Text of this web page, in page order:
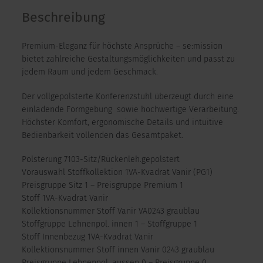
Beschreibung
Premium-Eleganz für höchste Ansprüche – se:mission
bietet zahlreiche Gestaltungsmöglichkeiten und passt zu
jedem Raum und jedem Geschmack.
Der vollgepolsterte Konferenzstuhl überzeugt durch eine
einladende Formgebung sowie hochwertige Verarbeitung.
Höchster Komfort, ergonomische Details und intuitive
Bedienbarkeit vollenden das Gesamtpaket.
Polsterung 7103-Sitz/Rückenleh.gepolstert
Vorauswahl Stoffkollektion 1VA-Kvadrat Vanir (PG1)
Preisgruppe Sitz 1 – Preisgruppe Premium 1
Stoff 1VA-Kvadrat Vanir
Kollektionsnummer Stoff Vanir VA0243 graublau
Stoffgruppe Lehnenpol. innen 1 – Stoffgruppe 1
Stoff Innenbezug 1VA-Kvadrat Vanir
Kollektionsnummer Stoff innen Vanir 0243 graublau